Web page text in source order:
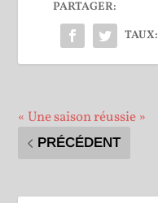
PARTAGER:
TAUX:
« Une saison réussie »
PRÉCÉDENT